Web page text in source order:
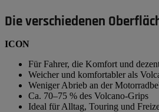
Die verschiedenen
ICON
Für Fahrer, die Komfort und
Weicher und komfortabler als
Weniger Abrieb an der
Ca. 70–75 % des Volcano-Grips
Ideal für Alltag, Touring und